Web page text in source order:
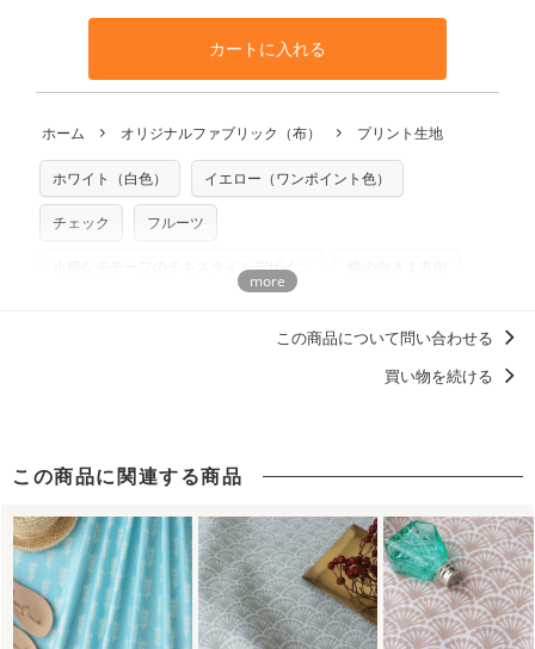
※カットを希望の方は備考欄に「50cmずつカット希望」など
ご記載ください（50cm単位でのカットのみ）
プリント布の仕様についてもっと詳しく見る
生地見本サンプル（無料）を購入する
となります。
※万が一、検品時に不備が見つかった場合は、4～5営業日後
※土日祝は営業日に含まれません。
※配送日のご指定は承れません。出来上がり次第、順次発送
や用尺をお間違えのないようお願いします。思っていた色味
と違う、などの理由での返品は承れません。予めご了承くだ
利用いただけます。「nunocoto fabric使用」といった記載
も不要です。（製品化した際に起こる全ての問題、クレーム
いませんのでご了承ください）
※有料型紙（ホームソーイング型紙シリーズ）および柄がえ
らべるキットに付属された型紙は商用利用できませんのでご
注意ください。型紙自体の転用・販売および型紙を使用して
商用利用についての詳細はこちら
カートに入れる
ホーム オリジナルファブリック（布） プリント生地
ホワイト（白色） イエロー（ワンポイント色）
チェック フルーツ
小柄なモチーフのテキスタイルデザイン
この商品について問い合わせる
買い物を続ける
この商品に関連する商品